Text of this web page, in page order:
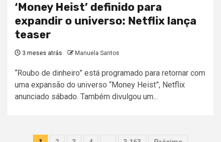
‘Money Heist’ definido para
expandir o universo: Netflix lança
teaser
3 meses atrás Manuela Santos
“Roubo de dinheiro” está programado para retornar com
uma expansão do universo “Money Heist”, Netflix
anunciado sábado. Também divulgou um...